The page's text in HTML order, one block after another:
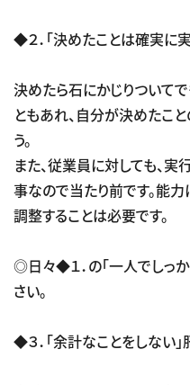
◆２．「決めたことは確実に実
決めたら石にかじりついて
ともあれ、自分が決めたこ
う。
また、従業員に対しても、実
事なので当たり前です。能力
調整することは必要です。
◎日々◆１．の「一人でしっ
さい。
◆３．「余計なことをしない」